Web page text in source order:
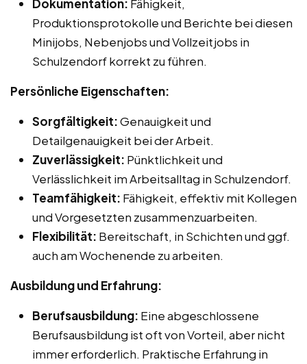
Dokumentation: Fähigkeit,
Produktionsprotokolle und Berichte bei diesen
Minijobs, Nebenjobs und Vollzeitjobs in
Schulzendorf korrekt zu führen.
Persönliche Eigenschaften:
Sorgfältigkeit:Genauigkeit und
Detailgenauigkeit bei der Arbeit.
Zuverlässigkeit: Pünktlichkeit und
Verlässlichkeit im Arbeitsalltag in Schulzendorf.
Teamfähigkeit: Fähigkeit, effektiv mit Kollegen
und Vorgesetzten zusammenzuarbeiten.
Flexibilität: Bereitschaft, in Schichten und ggf.
auch am Wochenende zu arbeiten.
Ausbildung und Erfahrung:
Berufsausbildung: Eine abgeschlossene
Berufsausbildung ist oft von Vorteil, aber nicht
immer erforderlich. Praktische Erfahrung in